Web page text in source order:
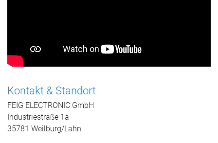
Kontakt & Standort
FEIG ELECTRONIC GmbH
Industriestraße 1a
35781 Weilburg/Lahn